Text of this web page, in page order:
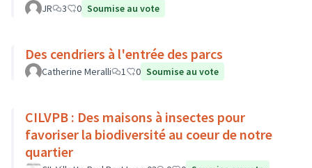
JR 3 0 Soumise au vote
Des cendriers à l'entrée des parcs
Catherine Meralli 1 0 Soumise au vote
CILVPB : Des maisons à insectes pour
favoriser la biodiversité au coeur de notre
quartier